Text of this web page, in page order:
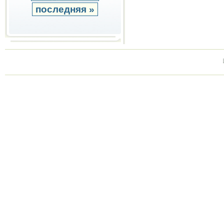
последняя »